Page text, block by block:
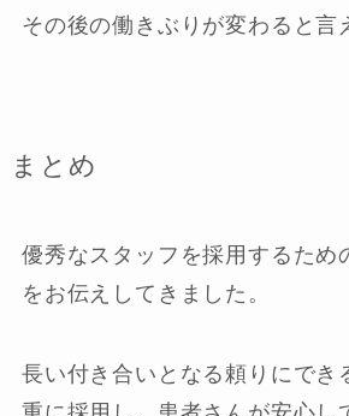
その後の働きぶりが変わると言
まとめ
優秀なスタッフを採用するため
をお伝えしてきました。
長い付き合いとなる頼りにでき